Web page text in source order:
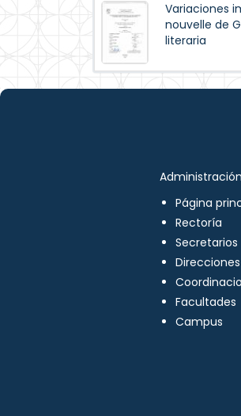
Variaciones
nouvelle de
literaria
Página
Rectoría
Secretarios
Direcciones
Facultades
Campus